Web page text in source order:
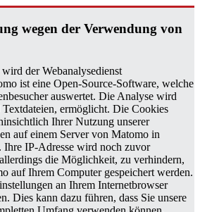
wegen der Ver­wen­dung von
der Webanalysedienst
ist eine Open-Source-Software, welche
auswertet. Die Analyse wird
ermöglicht. Die Cookies
Ihrer Nutzung unserer
auf einem Server von Matomo in
Ihre IP-Adresse wird noch zuvor
die Möglichkeit, zu verhindern,
auf Ihrem Computer gespeichert werden.
an Ihrem Internetbrowser
Dies kann dazu führen, dass Sie unsere